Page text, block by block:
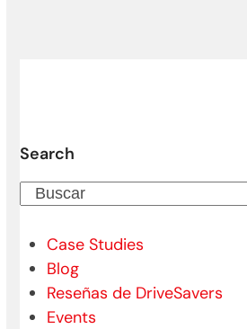
Search
Buscar
Case Studies
Blog
Reseñas de DriveSavers
Events